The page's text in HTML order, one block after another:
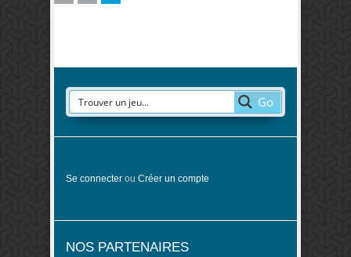
Go
Se connecter ou Créer un compte
NOS PARTENAIRES